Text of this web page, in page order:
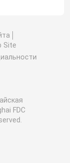
Site
FDC